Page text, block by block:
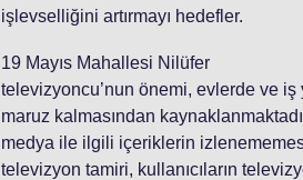
işlevselliğini artırmayı hedefler.
19 Mayıs Mahallesi Nilüfer
televizyoncu’nun önemi, evlerde ve
maruz kalmasından
medya ile ilgili içeriklerin
televizyon tamiri, kullanıcıların